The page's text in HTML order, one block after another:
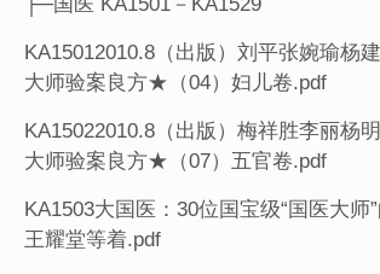
KA15012010.8（出版）刘平张婉瑜杨
大师验案良方★（04）妇儿卷.pdf
KA15022010.8（出版）梅祥胜李丽杨
大师验案良方★（07）五官卷.pdf
KA1503大国医：30位国宝级“国医大
王耀堂等着.pdf